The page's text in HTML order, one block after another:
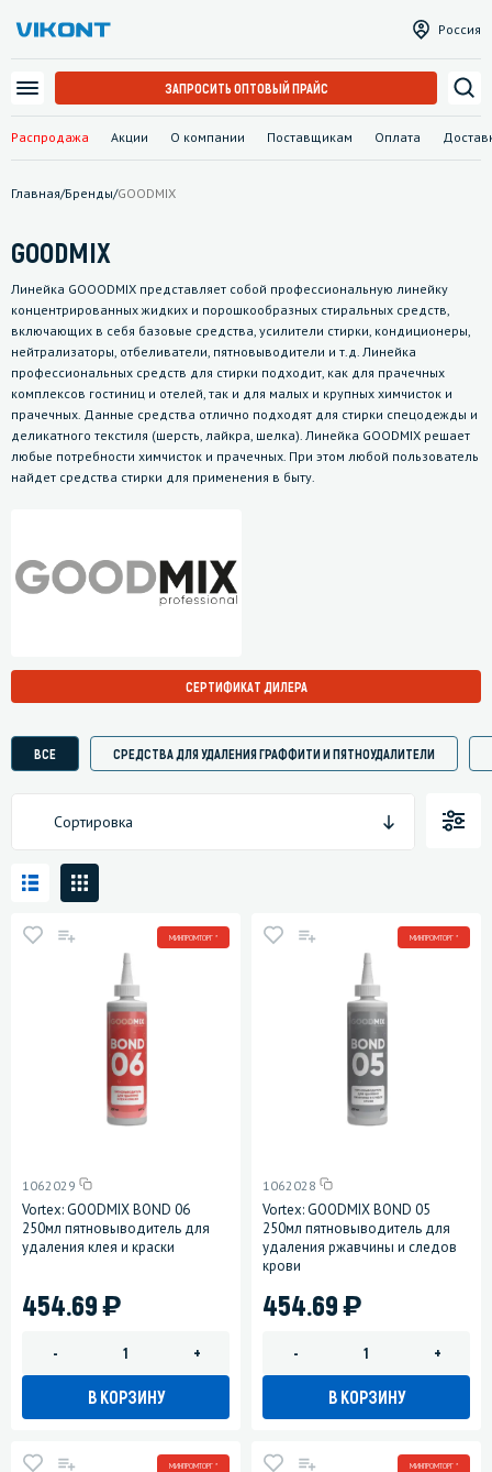
Распродажа Акции О компании Поставщикам Оплата
Россия
ЗАПРОСИТЬ ОПТОВЫЙ ПРАЙС
Главная/Бренды/GOODMIX
GOODMIX
Линейка GOOODMIX представляет собой профессиональную линейку
концентрированных жидких и порошкообразных стиральных средств,
включающих в себя базовые средства, усилители стирки, кондиционеры,
нейтрализаторы, отбеливатели, пятновыводители и т.д. Линейка
профессиональных средств для стирки подходит, как для прачечных
комплексов гостиниц и отелей, так и для малых и крупных химчисток и
прачечных. Данные средства отлично подходят для стирки спецодежды и
деликатного текстиля (шерсть, лайкра, шелка). Линейка GOODMIX решает
любые потребности химчисток и прачечных. При этом любой пользователь
найдет средства стирки для применения в быту.
СЕРТИФИКАТ ДИЛЕРА
ВСЕ СРЕДСТВА ДЛЯ УДАЛЕНИЯ ГРАФФИТИ И ПЯТНОУДАЛИТЕЛИ
Сортировка
МИНПРОМТОРГ *
1062029
Vortex: GOODMIX BOND 06
250мл пятновыводитель для
удаления клея и краски
454.69)
- +
В КОРЗИНУ
МИНПРОМТОРГ *
1062028
Vortex: GOODMIX BOND 05
250мл пятновыводитель для
удаления ржавчины и следов
крови
454.69)
- +
В КОРЗИНУ
МИНПРОМТОРГ * МИНПРОМТОРГ *